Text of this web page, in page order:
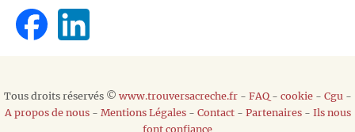
Tous droits réservés © www.trouversacreche.fr- FAQ- cookie- Cgu -
A propos de nous- Mentions Légales- Contact- Partenaires- Ils nous
font confiance